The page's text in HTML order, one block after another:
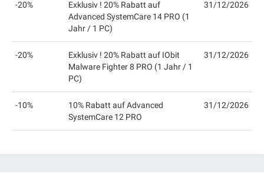
-20%
Exklusiv ! 20% Rabatt auf
Advanced SystemCare 14 PRO (1
Jahr / 1 PC)
31/12/2026
-20%
Exklusiv ! 20% Rabatt auf IObit
Malware Fighter 8 PRO (1 Jahr / 1
PC)
31/12/2026
-10%
10% Rabatt auf Advanced
SystemCare 12 PRO
31/12/2026